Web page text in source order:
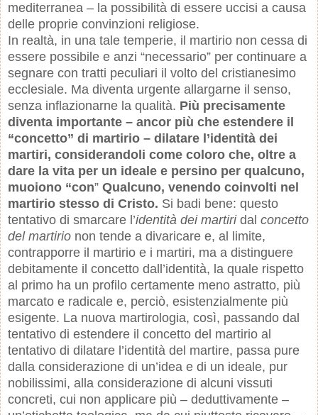
mediterranea – la possibilità di essere uccisi a causa
delle proprie convinzioni religiose.
In realtà, in una tale temperie, il martirio non cessa di
essere possibile e anzi “necessario” per continuare a
segnare con tratti peculiari il volto del cristianesimo
ecclesiale. Ma diventa urgente allargarne il senso,
senza inflazionarne la qualità. Più precisamente
diventa importante – ancor più che estendere il
“concetto” di martirio – dilatare l’identità dei
martiri, considerandoli come coloro che, oltre a
dare la vita per un ideale e persino per qualcuno,
muoiono “con” Qualcuno, venendo coinvolti nel
martirio stesso di Cristo. Si badi bene: questo
tentativo di smarcare l’identità dei martiri dal concetto
del martirio non tende a divaricare e, al limite,
contrapporre il martirio e i martiri, ma a distinguere
debitamente il concetto dall’identità, la quale rispetto
al primo ha un profilo certamente meno astratto, più
marcato e radicale e, perciò, esistenzialmente più
esigente. La nuova martirologia, così, passando dal
tentativo di estendere il concetto del martirio al
tentativo di dilatare l’identità del martire, passa pure
dalla considerazione di un’idea e di un ideale, pur
nobilissimi, alla considerazione di alcuni vissuti
concreti, cui non applicare più – deduttivamente –